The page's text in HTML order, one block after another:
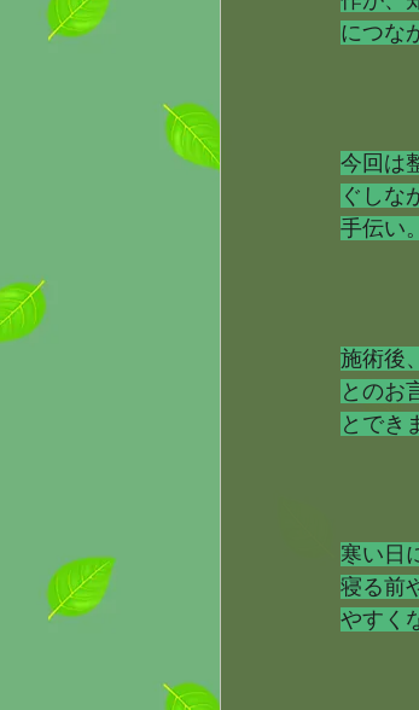
につな
今回は
ぐしな
手伝い
施術後
とのお
とでき
寒い日
寝る前
やすく